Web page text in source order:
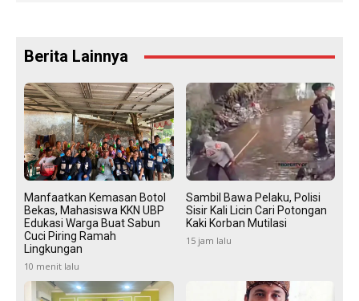
Berita Lainnya
Manfaatkan Kemasan Botol
Bekas, Mahasiswa KKN UBP
Edukasi Warga Buat Sabun
Cuci Piring Ramah
Lingkungan
10 menit lalu
Sambil Bawa Pelaku, Polisi
Sisir Kali Licin Cari Potongan
Kaki Korban Mutilasi
15 jam lalu